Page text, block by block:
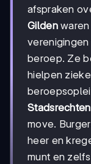
afspraken
Gildenwaren
beroep. Ze
hielpen
Stadsrechten
move.
heer en
munt en